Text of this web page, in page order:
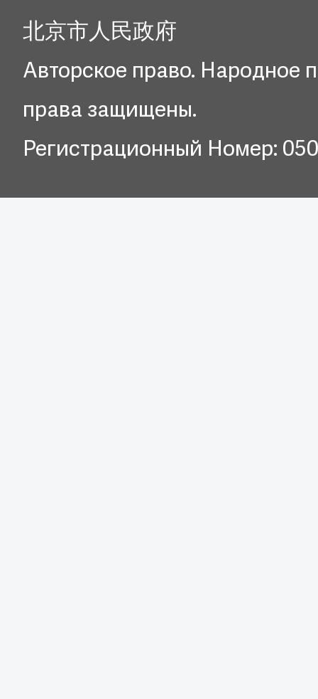
北京市人民政府
Авторское право. Народное
права защищены.
Регистрационный Номер: